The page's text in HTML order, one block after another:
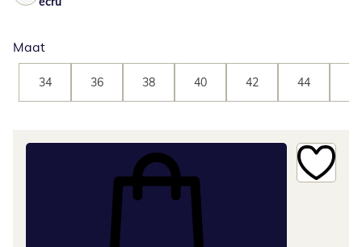
Maat
34 36 38 40 42 44